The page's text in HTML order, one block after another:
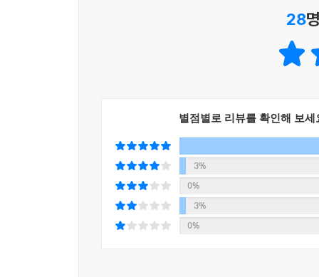
28
별점별로 리뷰를 확인해 보세
3%
0%
3%
0%